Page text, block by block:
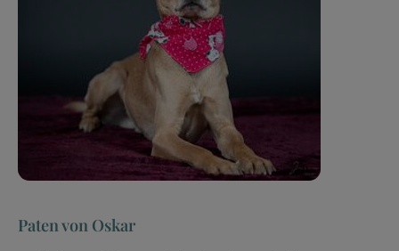
Paten von Oskar